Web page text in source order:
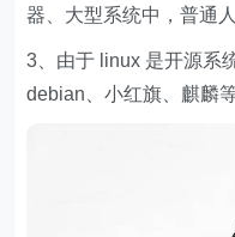
器、大型系统中，普通
3、由于 linux 是开源系
debian、小红旗、麒麟